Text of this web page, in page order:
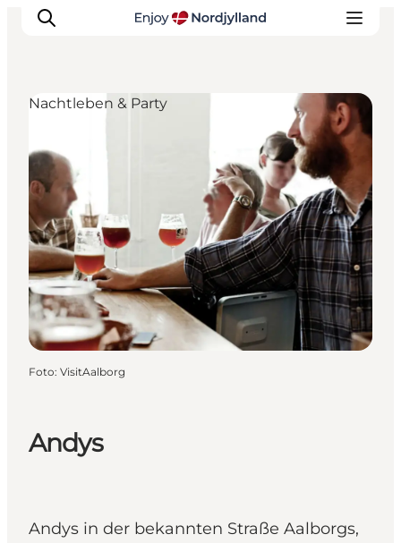
Erlebnisse
Reiseplanung
Destinationen
Guides
Veranstaltungen
Für Kinder
Andys
Andys in der bekannten Straße Aalborgs,
Nachtleben & Party
Foto: VisitAalborg